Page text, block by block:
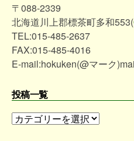
〒088-2339
北海道川上郡標茶町多和553(
TEL:015-485-2637
FAX:015-485-4016
E-mail:hokuken(@マーク
投稿一覧
投